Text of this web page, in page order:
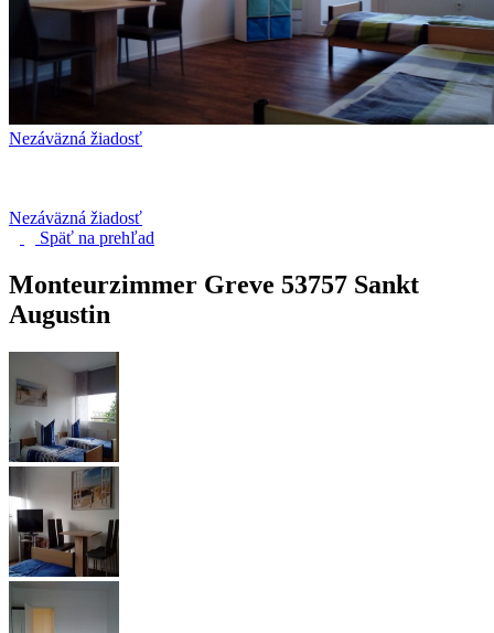
Nezáväzná žiadosť
Nezáväzná žiadosť
Späť na prehľad
Monteurzimmer Greve 53757 Sankt
Augustin